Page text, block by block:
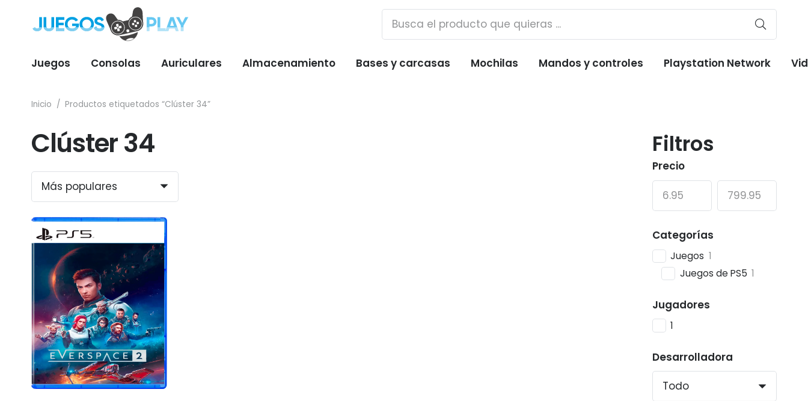
Juegos Consolas Auriculares Almacenamiento Bases y carcasas Mochilas Mandos y controles Playstation Network
Inicio / Productos etiquetados “Clúster 34”
Clúster 34 Filtros
Precio
Categorías
Juegos 1
Juegos de PS5 1
Jugadores
1
Desarrolladora